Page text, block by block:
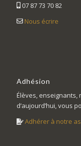
07 87 73 70 82
Nous écrire
Adhésion
Élèves, enseignants,
d’aujourd’hui, vous
Adhérer à notre